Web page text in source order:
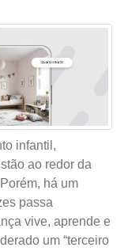
infantil,
ao redor da
há um
passa
vive, aprende e
um “terceiro